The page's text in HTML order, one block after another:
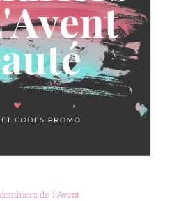
de l’Avent